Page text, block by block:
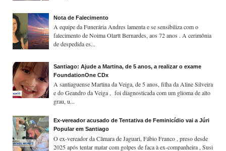
Nota de Falecimento
A equipe da Funerária Andres lamenta e se sensibiliza com o
falecimento de Noima Olartt Bernardes, aos 72 anos . A cerimônia
de despedida es...
Santiago: Ajude a Martina, de 5 anos, a realizar o exame
FoundationOne CDx
A santiaguense Martina da Veiga, de 5 anos, filha da Aline Silveira
e do Geandro da Veiga , foi diagnosticada com um glioma de alto
grau, u...
Ex-vereador acusado de Tentativa de Feminicídio vai a Júri
Popular em Santiago
O ex-vereador da Câmara de Jaguari, Fábio Franco , preso desde
2025 após tentar matar com golpes de faca à ex-companheira , Susi